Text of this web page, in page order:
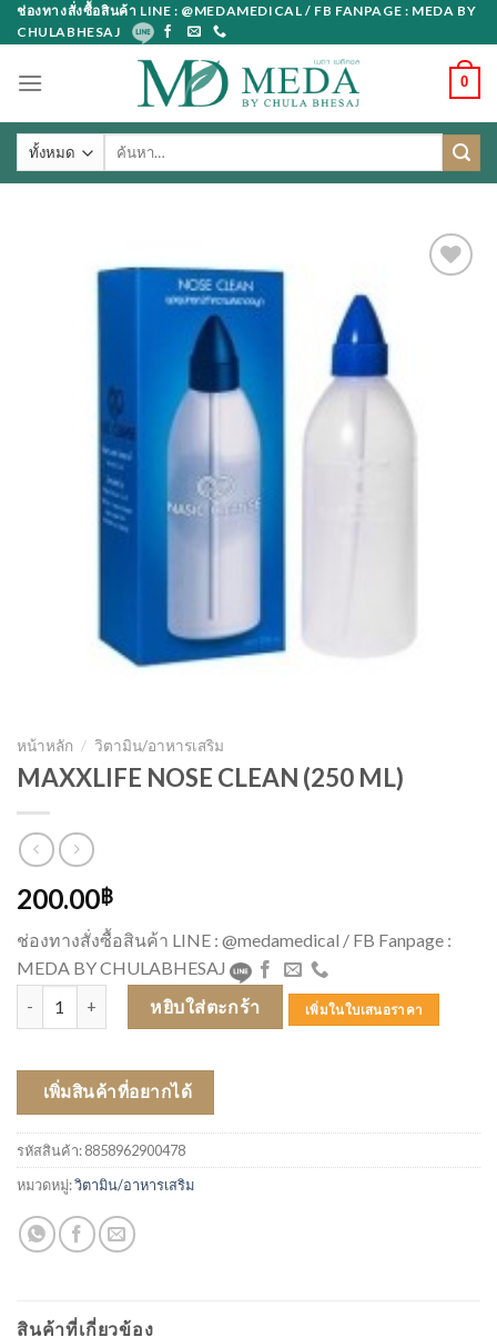
Skip
to
ช่องทางสั่งซื้อสินค้า LINE : @MEDAMEDICAL / FB FANPAGE : MEDA BY
CHULABHESAJ
0
ค้นหา:
หน้าหลัก / วิตามิน/อาหารเสริม
MAXXLIFE NOSE CLEAN (250 ML)
200.00฿
ช่องทางสั่งซื้อสินค้า LINE : @medamedical / FB Fanpage :
MEDA BY CHULABHESAJ
จำนวน MAXXLIFE NOSE CLEAN (250 ML) ชิ้น
หยิบใส่ตะกร้า เพิ่มในใบเสนอราคา
เพิ่มสินค้าที่อยากได้
รหัสสินค้า:8858962900478
หมวดหมู่:วิตามิน/อาหารเสริม
สินค้าที่เกี่ยวข้อง